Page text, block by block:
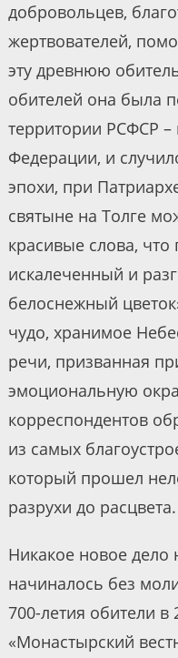
добровольцев,
жертвователей,
эту древнюю
обителей она была
территории РСФСР –
Федерации, и
эпохи, при
святыне на Толге
красивые слова,
искалеченный и
белоснежный
чудо, хранимое
речи, призванная
эмоциональную
корреспондентов
из самых
который прошел
разрухи до расцвета.
Никакое новое дело
начиналось без
700-летия обители в
«Монастырский